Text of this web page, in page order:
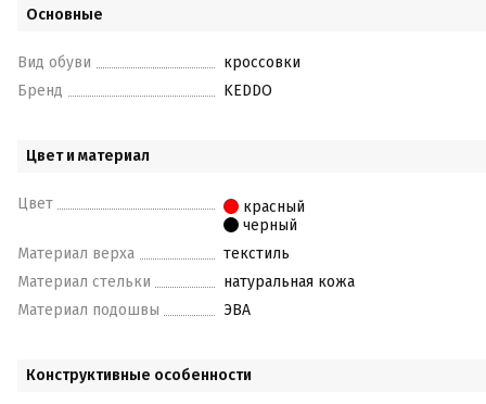
Основные
Вид обуви
кроссовки
Бренд
KEDDO
Цвет и материал
Цвет
красный
черный
Материал верха
текстиль
Материал стельки
натуральная кожа
Материал подошвы
ЭВА
Конструктивные особенности